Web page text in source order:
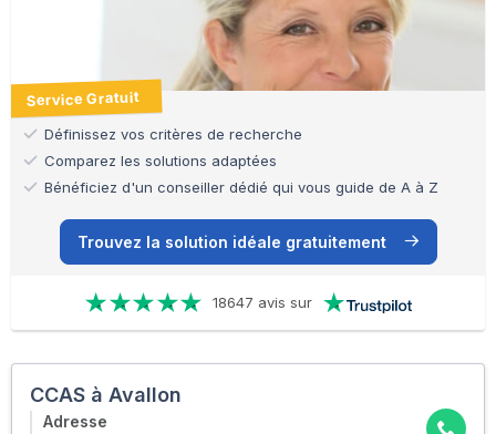
Service Gratuit
Définissez vos critères de recherche
Comparez les solutions adaptées
Bénéficiez d'un conseiller dédié qui vous guide de A à Z
Trouvez la solution idéale gratuitement
18647 avis sur
CCAS à Avallon
Adresse